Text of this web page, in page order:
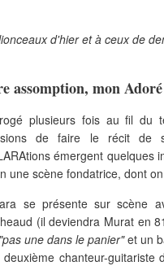
d'hier et à ceux de
assomption, mon Adoré
plusieurs fois au fil du
de faire le récit de
émergent quelques
une scène fondatrice, dont
se présente sur scène
(il deviendra Murat en
"pas une dans le panier"et un
chanteur-